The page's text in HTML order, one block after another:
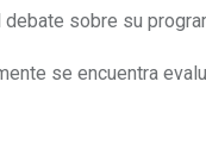
sobre su
se encuentra